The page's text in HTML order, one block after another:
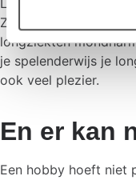
Liever iets
Ziekenhuis in
longziekten
je spelenderwijs je
ook veel plezier.
En er kan
Een hobby hoeft niet